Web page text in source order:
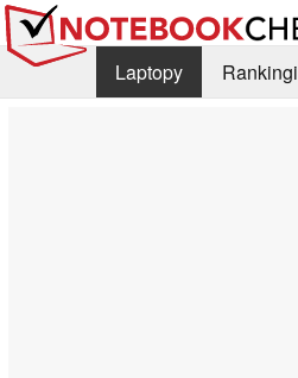
Laptopy Rankingi